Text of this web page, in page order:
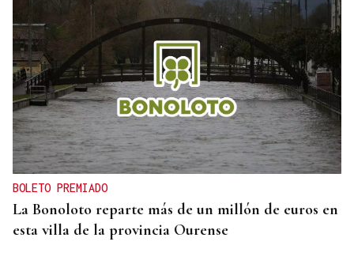
BOLETO PREMIADO
La Bonoloto reparte más de un millón de euros en
esta villa de la provincia Ourense